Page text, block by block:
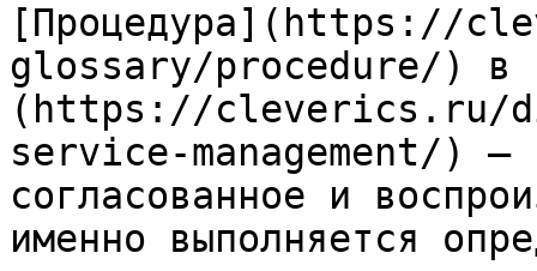
[Процедура](https://
glossary/procedure/) в
(https://cleverics.ru/
service-management/) —
согласованное и
именно выполняется